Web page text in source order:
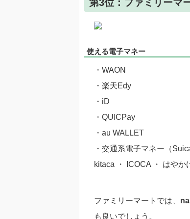
第3位：ファミリーマ
使える電子マネー
・WAON
・楽天Edy
・iD
・QUICPay
・au WALLET
・交通系電子マネー（
kitaca ・ ICOCA ・ はやか
ファミリーマートでは、
も良いでしょう。